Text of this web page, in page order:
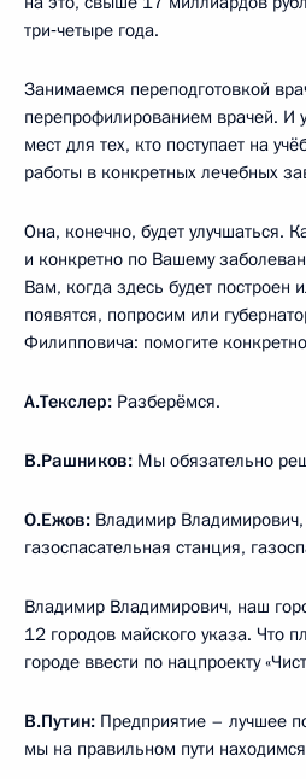
три‑четыре года.
Занимаемся переподготовкой
перепрофилированием врачей. И
мест для тех, кто поступает на
работы в конкретных лечебных
Она, конечно, будет улучшаться.
и конкретно по Вашему
Вам, когда здесь будет построен
появятся, попросим или
Филипповича: помогите
А.Текслер: Разберёмся.
В.Рашников: Мы обязательно
О.Ежов: Владимир
газоспасательная станция,
Владимир Владимирович, наш
12 городов майского указа. Что
городе ввести по нацпроекту
В.Путин: Предприятие – лучшее
мы на правильном пути